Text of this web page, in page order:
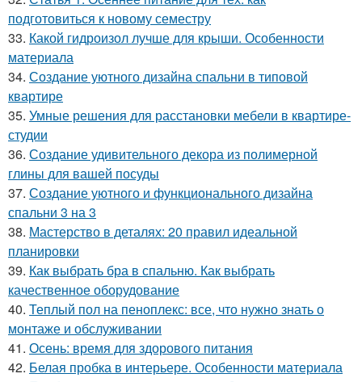
подготовиться к новому семестру
33. Какой гидроизол лучше для крыши. Особенности
материала
34. Создание уютного дизайна спальни в типовой
квартире
35. Умные решения для расстановки мебели в квартире-
студии
36. Создание удивительного декора из полимерной
глины для вашей посуды
37. Создание уютного и функционального дизайна
спальни 3 на 3
38. Мастерство в деталях: 20 правил идеальной
планировки
39. Как выбрать бра в спальню. Как выбрать
качественное оборудование
40. Теплый пол на пеноплекс: все, что нужно знать о
монтаже и обслуживании
41. Осень: время для здорового питания
42. Белая пробка в интерьере. Особенности материала